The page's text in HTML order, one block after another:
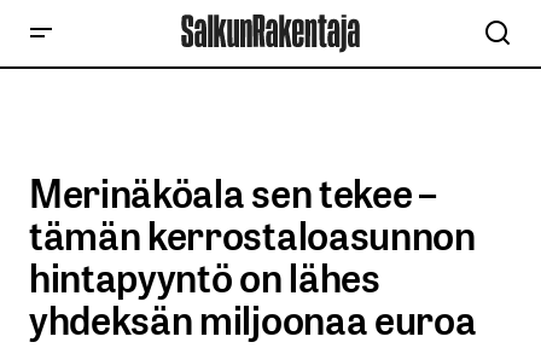
Merinäköala sen tekee –
tämän kerrostaloasunnon
hintapyyntö on lähes
yhdeksän miljoonaa euroa